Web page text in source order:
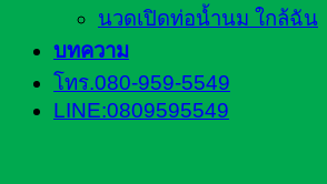
นวดเปิดท่อน้ำนม ใกล้ฉัน
บทความ
โทร.080-959-5549
LINE:0809595549